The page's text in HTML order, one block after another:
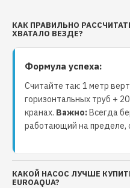
Жилы из медной
Гибкость —
токопроводящие
небольшим шагом
Температура
до +60°C;
выдерживает
КАК ПРАВИЛЬНО
ХВАТАЛО ВЕЗДЕ?
Формула успеха:
Считайте так: 1 метр
горизонтальных труб +
кранах. Важно:Всегда
работающий на пределе,
КАКОЙ НАСОС ЛУЧШЕ КУПИТЬ
EUROAQUA?